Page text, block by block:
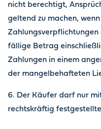
nicht berechtigt,
geltend zu machen,
fällige Betrag
Zahlungen in einem
der mangelbehafteten
6. Der Käufer darf nur
rechtskräftig